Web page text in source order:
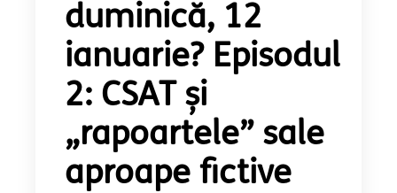
duminică, 12
ianuarie? Episodul
2: CSAT și
„rapoartele” sale
aproape fictive